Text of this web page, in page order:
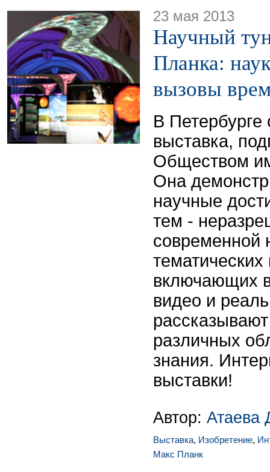
23 мая 2013
Научный
Планка:
вызовы
В Петербурге
выставка,
Обществом
Она
научные
тем -
современной
включающих
видео и
различных
знания.
выставки!
Автор: Атаева
Выставка, Изобретение,
Макс Планк